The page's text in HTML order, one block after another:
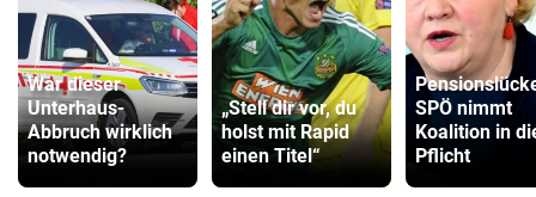
War dieser
Unterhaus-
Abbruch wirklich
notwendig?
„Stell dir vor, du
holst mit Rapid
einen Titel“
SPÖ nimmt
Koalition in
Pflicht